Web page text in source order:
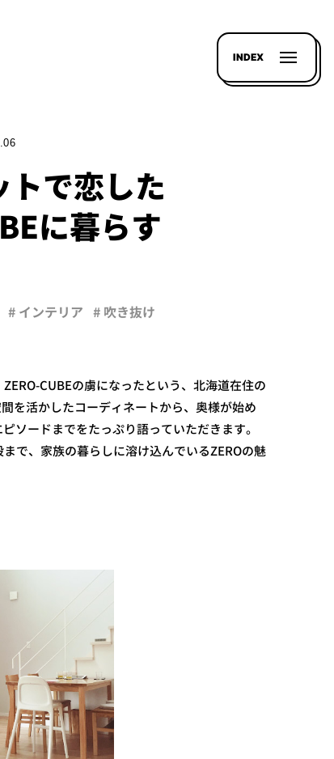
INDEX
で恋した
に暮らす
# インテリア # 吹き抜け
CUBEの虜になったという、北海道在住の
を活かしたコーディネートから、奥様が始め
ソードまでをたっぷり語っていただきます。
で、家族の暮らしに溶け込んでいるZEROの魅